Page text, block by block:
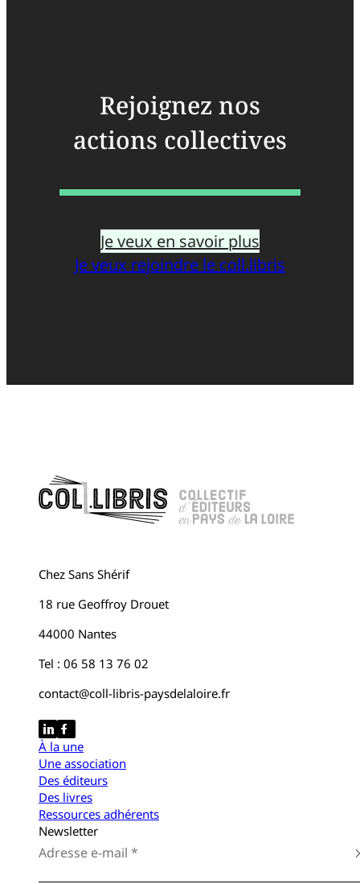
Rejoignez nos
actions collectives
Je veux en savoir plus
Je veux rejoindre le coll.libris
Chez Sans Shérif
18 rue Geoffroy Drouet
44000 Nantes
Tel : 06 58 13 76 02
contact@coll-libris-paysdelaloire.fr
À la une
Une association
Des éditeurs
Des livres
Ressources adhérents
Newsletter